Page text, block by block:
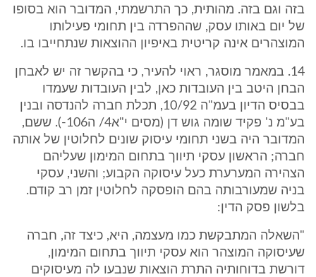
בזה וגם בזה. מהותית, כך התרשמתי, המדובר הוא בסופו
של יום באותו עסק, שההפרדה בין תחומי פעילותו
המוצהרים אינה קריטית באיפיון ההוצאות שנתחייבו בו.
14. במאמר מוסגר, ראוי להעיר, כי בהקשר זה יש לאבחן
הבחן היטב בין העובדות כאן, לבין העובדות שעמדו
בבסיס הדיון בעמ"ה 10/92, תכלת חברה להנדסה ובנין
בע"מ נ' פקיד שומה גוש דן (מסים י"א4/ ה106-). ששם,
המדובר היה בשני תחומי עיסוק שונים לחלוטין של אותה
חברה; הראשון עסקי תיווך בתחום המימון שעליהם
הצהירה המערערת כעל עיסוקה הקבוע; והשני, עסקי
בניה שמעורבותה בהם הופסקה לחלוטין זמן רב קודם.
בלשון פסק הדין:
"השאלה המתבקשת כמו מעצמה, היא, כיצד זה, חברה
שעיסוקה המוצהר הוא עסקי תיווך בתחום המימון,
דורשת בדוחותיה התרת הוצאות שנבעו לה מעיסוקים